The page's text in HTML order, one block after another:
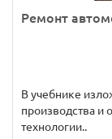
Ремонт
В учебнике
производства и
технологии..